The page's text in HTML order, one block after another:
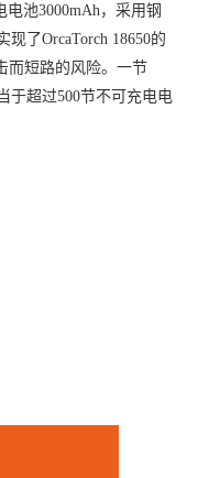
电池3000mAh，采用钢
了OrcaTorch 18650的
而短路的风险。一节
于超过500节不可充电电